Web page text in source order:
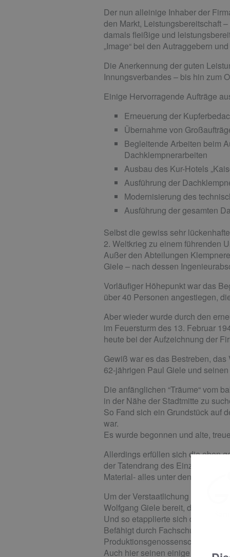
Der nun alleinige Inhaber der
den Markt, Leistungsbereitschaft
damals fleißige und
„Image“ bei den Autraggebern
Die Anerkennung der guten
Innungsverbandes – bis hin zum
Einige Hervorragende Aufträge
Erneuerung der
Übernahme von
Begleitende Arbeiten beim
Dachklempnerarbeiten
Ausbau des Kur-Hotels
Ausführung der
Modernisierung des
Ausführung der gesamten
Selbst die gewiss sehr
2. Weltkrieg zu einem führenden
Außer den Abteilungen
Giele – nach dessen
Vorläufiger Höhepunkt war das
über 40 Personen angestiegen,
Aber wieder wurde durch den
im Feuersturm des 13. Februar
heute bei der Aufzeichnung der
Gewiß war es das Bestreben,
62-jährigen Paul Giele und
Die anfänglichen “Träume“ vom
in der Nähe der Stadtmitte zu
So Fand sich ein Grundstück auf
war.
Es wurde begonnen und alte,
Allerdings erfüllen sich die oben
der Tatendrang des Einzelnen
Material- alles unter den
Um der Verstaatlichung zu
Wolfgang Giele bereit, diesen
Und so etapplierte sich die 3.
Befähigt durch
Produktionsgenossenschaften
Auch hier seinen einige genannt: